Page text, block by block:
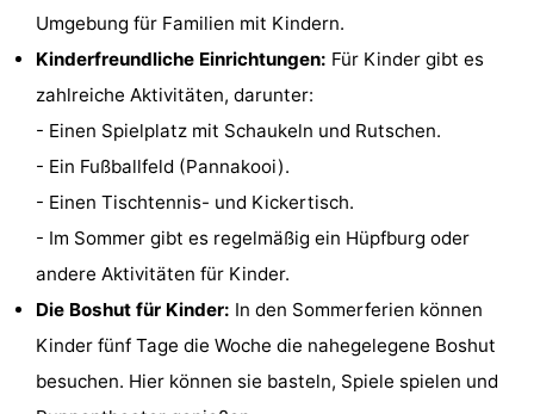
Strandcamping
Valkenisse
Bos
Duin
Hotels
Zimmer
Frühstück)
Lastminutes
Strand
Sehen
tun
Museen
Umgebung für Familien mit Kindern.
Kinderfreundliche Einrichtungen: Für Kinder gibt es
zahlreiche Aktivitäten, darunter:
- Einen Spielplatz mit Schaukeln und Rutschen.
- Ein Fußballfeld (Pannakooi).
- Einen Tischtennis- und Kickertisch.
- Im Sommer gibt es regelmäßig ein Hüpfburg oder
andere Aktivitäten für Kinder.
Die Boshut für Kinder: In den Sommerferien können
Kinder fünf Tage die Woche die nahegelegene Boshut
besuchen. Hier können sie basteln, Spiele spielen und